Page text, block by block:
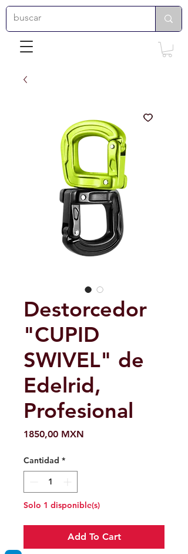
Destorcedor
"CUPID
SWIVEL" de
Edelrid,
Profesional
1850,00 MXN
Cantidad *
Solo 1 disponible(s)
Add To Cart